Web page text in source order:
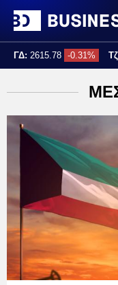
ΓΔ: 2615.78 -0.31%